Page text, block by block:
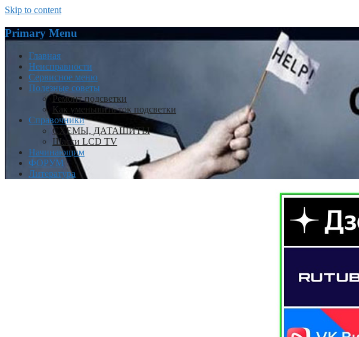
Skip to content
Primary Menu
Главная
Неисправности
Сервисное меню
Полезные советы
Ремонт подсветки
Как уменьшить ток подсветки
Справочники
СХЕМЫ, ДАТАШИТЫ
Шасси LCD TV
Начинающим
ФОРУМ
Литература